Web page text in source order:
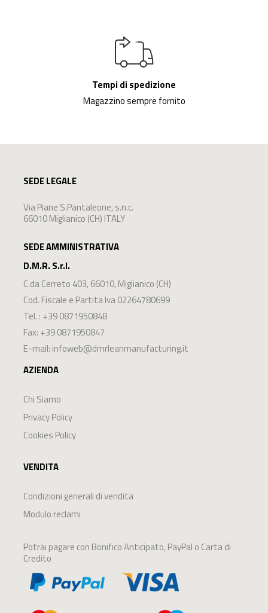
Tempi di spedizione
Magazzino sempre fornito
SEDE LEGALE
Via Piane S.Pantaleone, s.n.c.
66010 Miglianico (CH) ITALY
SEDE AMMINISTRATIVA
D.M.R. S.r.l.
C.da Cerreto 403,66010,Miglianico (CH)
Cod. Fiscale e Partita Iva 02264780699
Tel. : +39 0871950848
Fax: +39 0871950847
E-mail: infoweb@dmrleanmanufacturing.it
AZIENDA
Chi Siamo
Privacy Policy
Cookies Policy
VENDITA
Condizioni generali di vendita
Modulo reclami
Potrai pagare con Bonifico Anticipato, PayPal o Carta di
Credito